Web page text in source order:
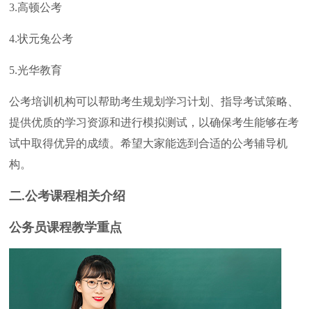
3.高顿公考
4.状元兔公考
5.光华教育
公考培训机构可以帮助考生规划学习计划、指导考试策略、
提供优质的学习资源和进行模拟测试，以确保考生能够在考
试中取得优异的成绩。希望大家能选到合适的公考辅导机
构。
二.公考课程相关介绍
公务员课程教学重点